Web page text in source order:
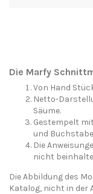
Die Marfy
Von Hand
Netto-
Säume.
Gestempelt
und
Die
nicht
Die Abbildung des
Katalog, nicht in der